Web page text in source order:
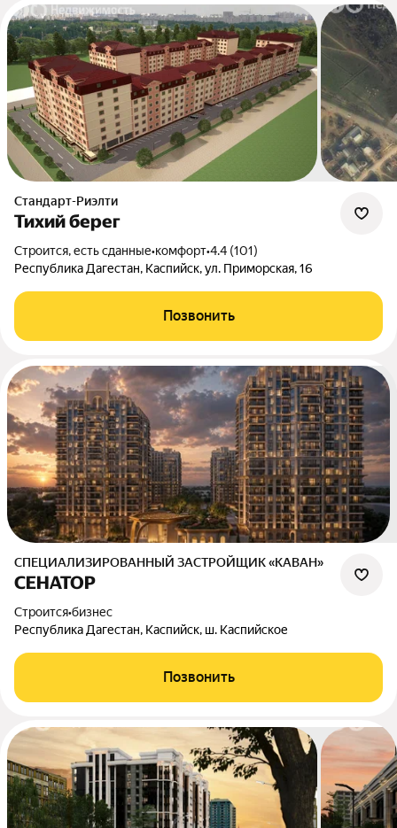
Стандарт-Риэлти
Тихий берег
Строится, есть сданные•комфорт•4.4 (101)
Республика Дагестан, Каспийск, ул. Приморская, 16
Позвонить
СПЕЦИАЛИЗИРОВАННЫЙ ЗАСТРОЙЩИК «КАВАН»
СЕНАТОР
Строится•бизнес
Республика Дагестан, Каспийск, ш. Каспийское
Позвонить